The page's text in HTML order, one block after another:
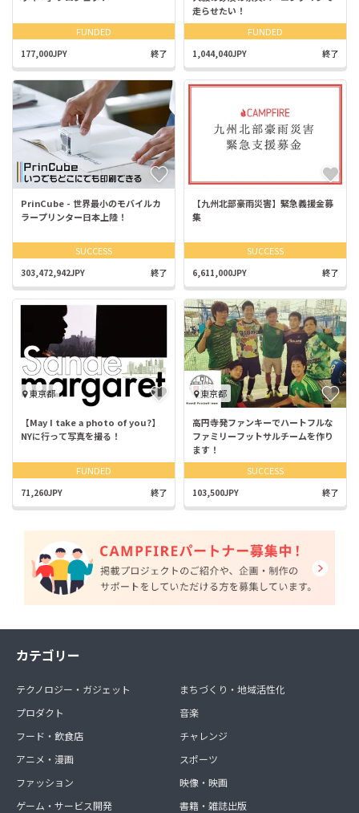
FUNDED
177,000JPY 終了
走らせたい！
FUNDED
1,044,040JPY 終了
PrinCube - 世界最小のモバイルカ
ラープリンター日本上陸！
SUCCESS
303,472,942JPY 終了
【九州北部豪雨災害】緊急義援金募
集
SUCCESS
6,611,000JPY 終了
東京都
【May I take a photo of you?】
NYに行って写真を撮る！
FUNDED
71,260JPY 終了
東京都
高円寺発ファンキーでハートフルな
ファミリーフットサルチームを作り
ます！
SUCCESS
103,500JPY 終了
カテゴリー
テクノロジー・ガジェット
プロダクト
フード・飲食店
アニメ・漫画
ファッション
ゲーム・サービス開発
まちづくり・地域活性化
音楽
チャレンジ
スポーツ
映像・映画
書籍・雑誌出版